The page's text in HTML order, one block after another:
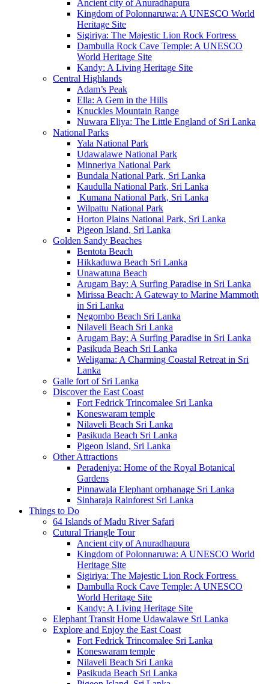
Ancient city of Anuradhapura
Kingdom of Polonnaruwa: A UNESCO World
Heritage Site
Sigiriya: The Majestic Lion Rock Fortress
Dambulla Rock Cave Temple: A UNESCO
World Heritage Site
Kandy: A Living Heritage Site
Central Highlands
Adam’s Peak
Ella: A Gem in the Hills
Knuckles Mountain Range
Nuwara Eliya: The Little England of Sri Lanka
National Parks
Yala National Park
Udawalawe National Park
Minneriya National Park
Bundala National Park, Sri Lanka
Kaudulla National Park, Sri Lanka
Kumana National Park, Sri Lanka
Wilpattu National Park
Horton Plains National Park, Sri Lanka
Pigeon Island, Sri Lanka
Golden Sandy Beaches
Bentota Beach
Hikkaduwa Beach Sri Lanka
Unawatuna Beach
Arugam Bay: A Surfing Paradise in Sri Lanka
Mirissa Beach: A Gateway to Marine Mammoth
in Sri Lanka
Negombo Beach Sri Lanka
Nilaveli Beach Sri Lanka
Arugam Bay: A Surfing Paradise in Sri Lanka
Pasikuda Beach Sri Lanka
Weligama: A Charming Coastal Retreat in Sri
Lanka
Galle fort of Sri Lanka
Discover the East Coast
Fort Fedrick Trincomalee Sri Lanka
Koneswaram temple
Nilaveli Beach Sri Lanka
Pasikuda Beach Sri Lanka
Pigeon Island, Sri Lanka
Other Attractions
Peradeniya: Home of the Royal Botanical
Gardens
Pinnawala Elephant orphanage Sri Lanka
Sinharaja Rainforest Sri Lanka
Things to Do
64 Islands of Madu River Safari
Cutural Triangle Tour
Ancient city of Anuradhapura
Kingdom of Polonnaruwa: A UNESCO World
Heritage Site
Sigiriya: The Majestic Lion Rock Fortress
Dambulla Rock Cave Temple: A UNESCO
World Heritage Site
Kandy: A Living Heritage Site
Elephant Transit Home Udawalawe Sri Lanka
Explore and Enjoy the East Coast
Fort Fedrick Trincomalee Sri Lanka
Koneswaram temple
Nilaveli Beach Sri Lanka
Pasikuda Beach Sri Lanka